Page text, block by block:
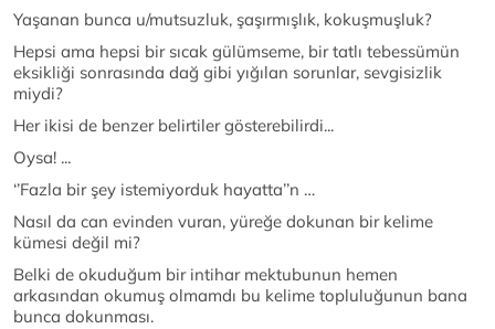
Yaşanan bunca u/mutsuzluk, şaşırmışlık, kokuşmuşluk?
Hepsi ama hepsi bir sıcak gülümseme, bir tatlı tebessümün
eksikliği sonrasında dağ gibi yığılan sorunlar, sevgisizlik
miydi?
Her ikisi de benzer belirtiler gösterebilirdi...
Oysa! ...
‘’Fazla bir şey istemiyorduk hayatta’’n …
Nasıl da can evinden vuran, yüreğe dokunan bir kelime
kümesi değil mi?
Belki de okuduğum bir intihar mektubunun hemen
arkasından okumuş olmamdı bu kelime topluluğunun bana
bunca dokunması.